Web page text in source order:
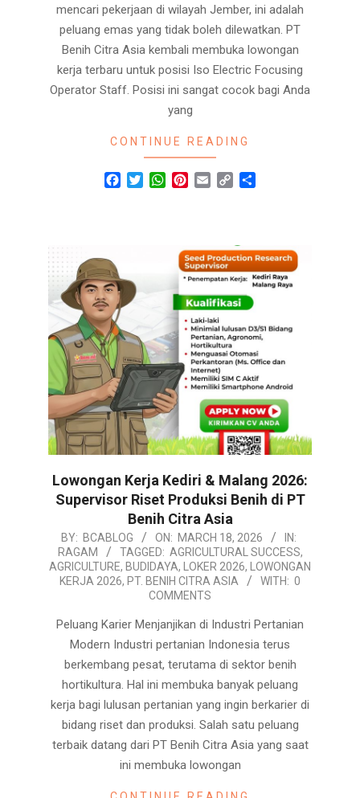
mencari pekerjaan di wilayah Jember, ini adalah
peluang emas yang tidak boleh dilewatkan. PT
Benih Citra Asia kembali membuka lowongan
kerja terbaru untuk posisi Iso Electric Focusing
Operator Staff. Posisi ini sangat cocok bagi Anda
yang
CONTINUE READING
Facebook
TwitterWhatsApp
Pinterest
Email Copy
Lowongan Kerja Kediri & Malang 2026:
Supervisor Riset Produksi Benih di PT
Benih Citra Asia
2026-
03-
18
BY: BCABLOG ON: MARCH 18, 2026
IN:
RAGAM
TAGGED: AGRICULTURAL SUCCESS,
AGRICULTURE, BUDIDAYA, LOKER 2026, LOWONGAN
KERJA 2026, PT. BENIH CITRA ASIA WITH: 0
COMMENTS
Peluang Karier Menjanjikan di Industri Pertanian
Modern Industri pertanian Indonesia terus
berkembang pesat, terutama di sektor benih
hortikultura. Hal ini membuka banyak peluang
kerja bagi lulusan pertanian yang ingin berkarier di
bidang riset dan produksi. Salah satu peluang
terbaik datang dari PT Benih Citra Asia yang saat
ini membuka lowongan